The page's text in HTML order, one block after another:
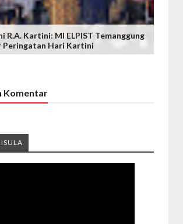
R.A. Kartini: MI ELPIST Temanggung
Peringatan Hari Kartini
Komentar